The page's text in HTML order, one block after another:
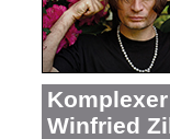
Winfried